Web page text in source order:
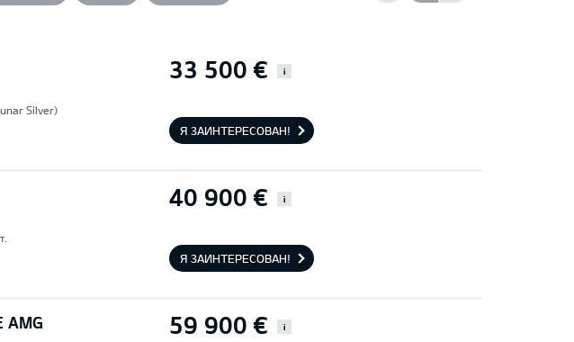
33 500 € i
Silver)
Я ЗАИНТЕРЕСОВАН!
40 900 € i
Я ЗАИНТЕРЕСОВАН!
AMG 59 900 € i